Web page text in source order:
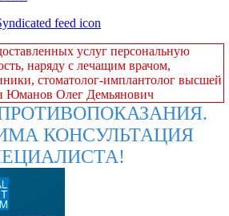
услуг персональную
наряду с лечащим врачом,
стоматолог-имплантолог высшей
Юманов Олег Демьянович
КОНСУЛЬТАЦИЯ